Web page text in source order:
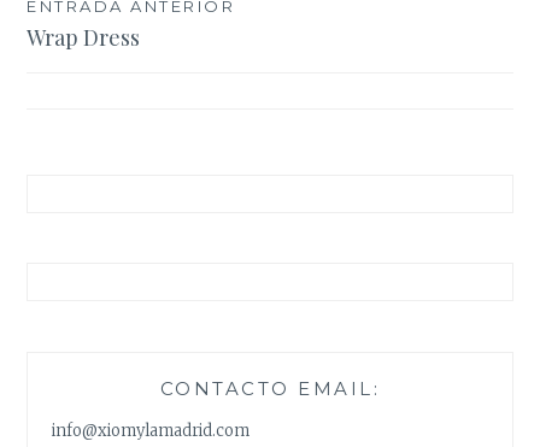
Navegación
de
ENTRADA ANTERIOR
Wrap Dress
CONTACTO EMAIL:
info@xiomylamadrid.com